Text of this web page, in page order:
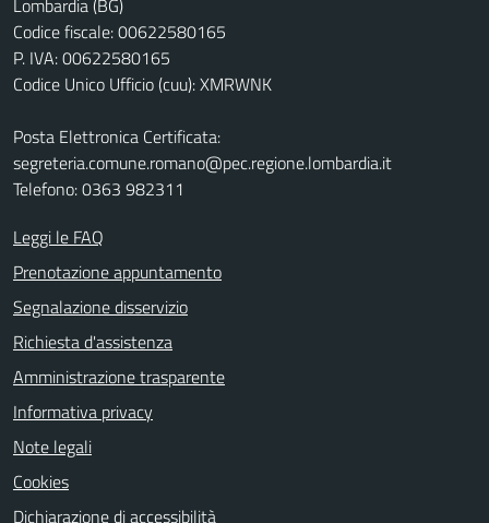
Lombardia (BG)
Codice fiscale: 00622580165
P. IVA: 00622580165
Codice Unico Ufficio (cuu): XMRWNK
Posta Elettronica Certificata:
segreteria.comune.romano@pec.regione.lombardia.it
Telefono: 0363 982311
Leggi le FAQ
Prenotazione appuntamento
Segnalazione disservizio
Richiesta d'assistenza
Amministrazione trasparente
Informativa privacy
Note legali
Cookies
Dichiarazione di accessibilità